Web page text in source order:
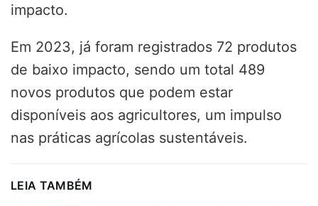
impacto.
Em 2023, já foram registrados 72 produtos
de baixo impacto, sendo um total 489
novos produtos que podem estar
disponíveis aos agricultores, um impulso
nas práticas agrícolas sustentáveis.
LEIA TAMBÉM